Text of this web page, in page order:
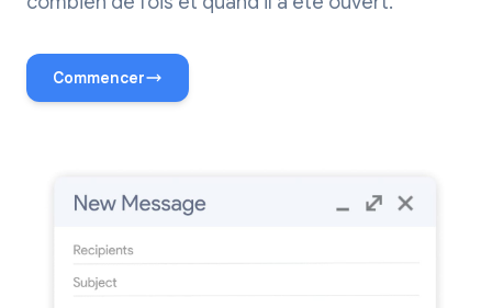
Commencer